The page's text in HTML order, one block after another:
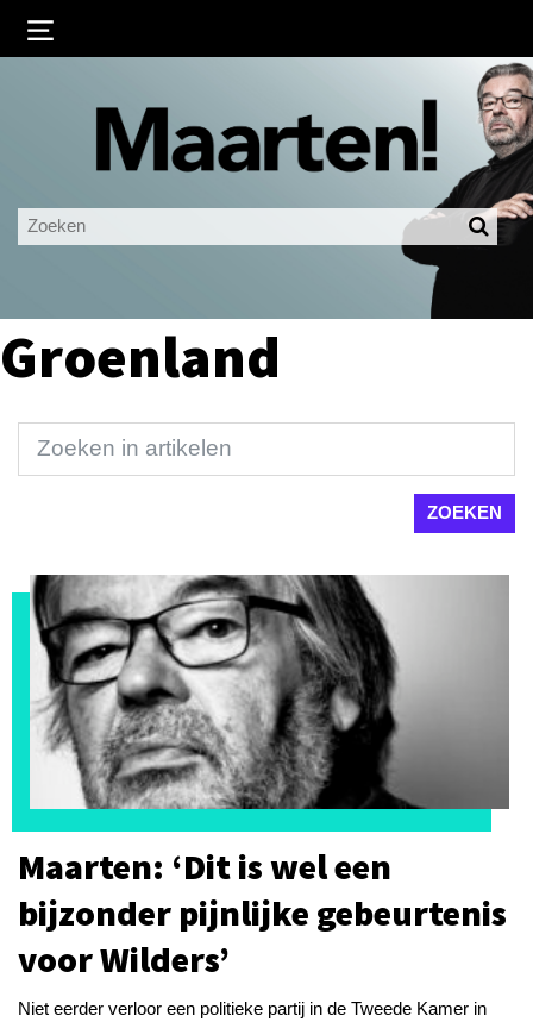
Ingelogd blijven
LOGIN
Groenland
Maarten: ‘Dit is wel een
bijzonder pijnlijke gebeurtenis
voor Wilders’
Niet eerder verloor een politieke partij in de Tweede Kamer in